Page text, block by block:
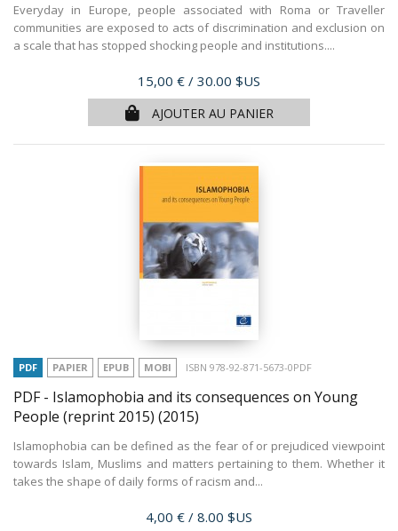
Everyday in Europe, people associated with Roma or Traveller
communities are exposed to acts of discrimination and exclusion on
a scale that has stopped shocking people and institutions....
Prix
15,00 € / 30.00 $US
AJOUTER AU PANIER
PDF PAPIER EPUB MOBI ISBN 978-92-871-5673-0PDF
PDF - Islamophobia and its consequences on Young
People (reprint 2015) (2015)
Islamophobia can be defined as the fear of or prejudiced viewpoint
towards Islam, Muslims and matters pertaining to them. Whether it
takes the shape of daily forms of racism and...
Prix
4,00 € / 8.00 $US